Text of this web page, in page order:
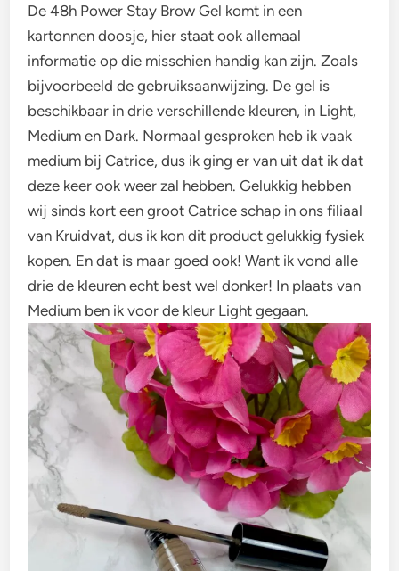
De 48h Power Stay Brow Gel komt in een
kartonnen doosje, hier staat ook allemaal
informatie op die misschien handig kan zijn. Zoals
bijvoorbeeld de gebruiksaanwijzing. De gel is
beschikbaar in drie verschillende kleuren, in Light,
Medium en Dark. Normaal gesproken heb ik vaak
medium bij Catrice, dus ik ging er van uit dat ik dat
deze keer ook weer zal hebben. Gelukkig hebben
wij sinds kort een groot Catrice schap in ons filiaal
van Kruidvat, dus ik kon dit product gelukkig fysiek
kopen. En dat is maar goed ook! Want ik vond alle
drie de kleuren echt best wel donker! In plaats van
Medium ben ik voor de kleur Light gegaan.